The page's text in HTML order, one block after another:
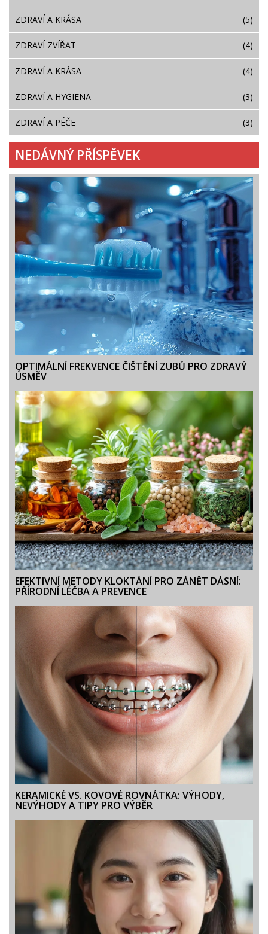
ZDRAVÍ A KRÁSA (5)
ZDRAVÍ ZVÍŘAT (4)
ZDRAVÍ A KRÁSA (4)
ZDRAVÍ A HYGIENA (3)
ZDRAVÍ A PÉČE (3)
NEDÁVNÝ PŘÍSPĚVEK
OPTIMÁLNÍ FREKVENCE ČIŠTĚNÍ ZUBŮ PRO ZDRAVÝ
ÚSMĚV
EFEKTIVNÍ METODY KLOKTÁNÍ PRO ZÁNĚT DÁSNÍ:
PŘÍRODNÍ LÉČBA A PREVENCE
KERAMICKÉ VS. KOVOVÉ ROVNÁTKA: VÝHODY,
NEVÝHODY A TIPY PRO VÝBĚR